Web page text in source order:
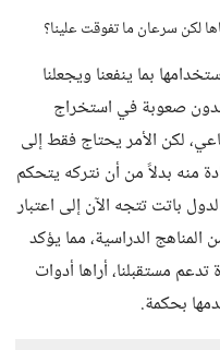
لكن سرعان ما تفوقت علينا؟
بما ينفعنا ويجعلنا
صعوبة في استخراج
لكن الأمر يحتاج فقط إلى
منه بدلاً من أن نتركه يتحكم
باتت تتجه الآن إلى اعتبار
الدراسية، مما يؤكد
تدعم مستقبلنا، أراها أدوات
بحكمة.